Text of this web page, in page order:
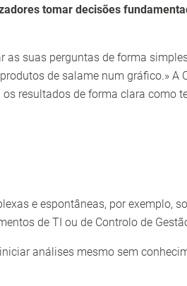
tomar decisões
as suas perguntas de forma
de salame num gráfico.» A
resultados de forma clara como
e espontâneas, por exemplo,
de TI ou de Controlo de
análises mesmo sem